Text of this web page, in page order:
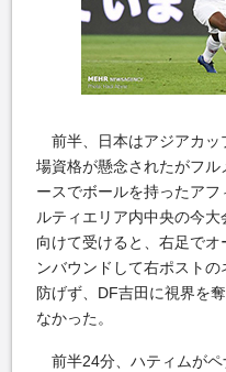
前半、日本はアジアカッ
場資格が懸念されたがフ
ースでボールを持ったア
ルティエリア内中央の今
向けて受けると、右足で
ンバウンドして右ポスト
防げず、DF吉田に視界を
なかった。
前半24分、ハティムがペ